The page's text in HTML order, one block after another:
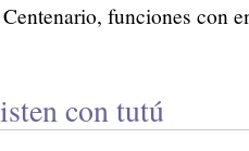
funciones con
con tutú